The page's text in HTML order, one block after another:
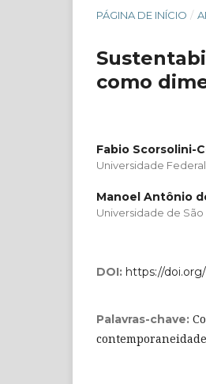
PÁGINA DE INÍCIO /
como
Fabio Scorsolini-
Universidade
Manoel Antônio
Universidade de São
DOI: https://doi.org/
Palavras-chave:
contemporaneidade